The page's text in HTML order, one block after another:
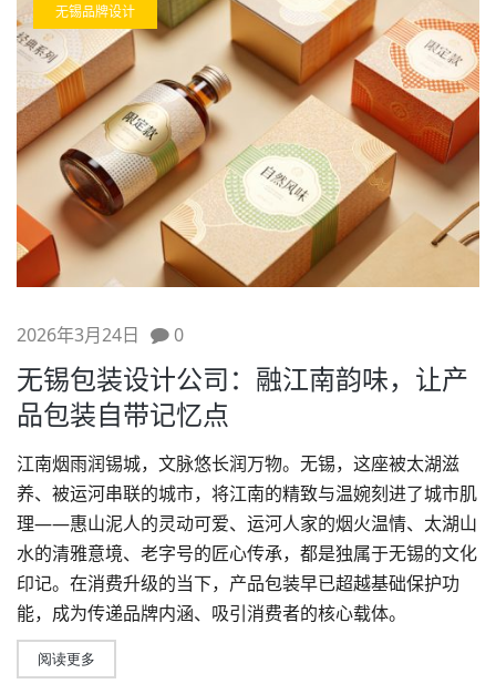
无锡品牌设计
2026年3月24日 0
无锡包装设计公司：融江南韵味，让产
品包装自带记忆点
江南烟雨润锡城，文脉悠长润万物。无锡，这座被太湖滋
养、被运河串联的城市，将江南的精致与温婉刻进了城市肌
理——惠山泥人的灵动可爱、运河人家的烟火温情、太湖山
水的清雅意境、老字号的匠心传承，都是独属于无锡的文化
印记。在消费升级的当下，产品包装早已超越基础保护功
能，成为传递品牌内涵、吸引消费者的核心载体。
阅读更多